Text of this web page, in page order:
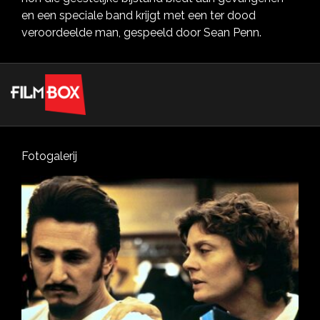
en een speciale band krijgt met een ter dood
veroordeelde man, gespeeld door Sean Penn.
Fotogalerij